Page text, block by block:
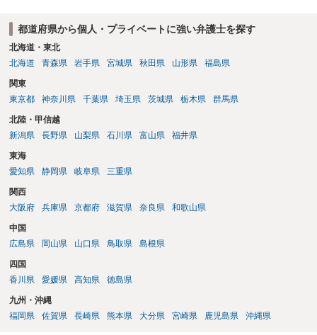
都道府県から個人・プライベートに強い弁護士を探す
北海道・東北
北海道
青森県 岩手県 宮城県 秋田県 山形県 福島県
関東
東京都
神奈川県 千葉県 埼玉県 茨城県 栃木県 群馬県
北陸・甲信越
新潟県
長野県 山梨県 石川県 富山県 福井県
東海
愛知県
静岡県 岐阜県 三重県
関西
大阪府
兵庫県 京都府 滋賀県 奈良県 和歌山県
中国
広島県
岡山県 山口県 鳥取県 島根県
四国
香川県
愛媛県 高知県 徳島県
九州・沖縄
福岡県
佐賀県 長崎県 熊本県 大分県 宮崎県 鹿児島県 沖縄県